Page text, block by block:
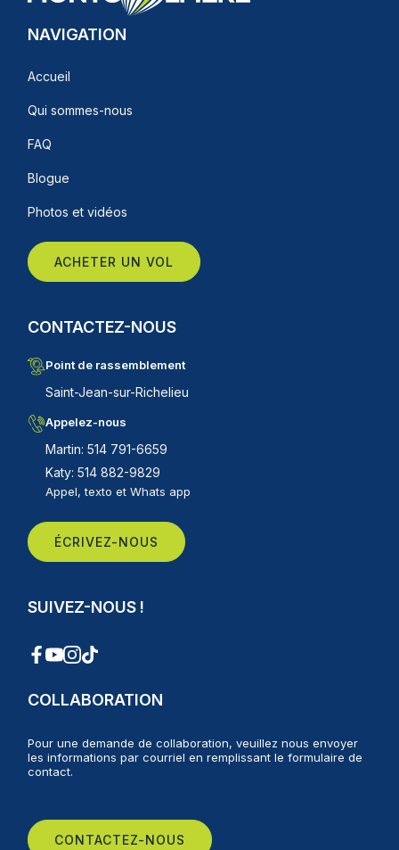
NAVIGATION
Accueil
Qui sommes-nous
FAQ
Blogue
Photos et vidéos
ACHETER UN VOL
CONTACTEZ-NOUS
Point de rassemblement
Saint-Jean-sur-Richelieu
Appelez-nous
Martin: 514 791-6659
Katy: 514 882-9829
Appel, texto et Whats app
ÉCRIVEZ-NOUS
SUIVEZ-NOUS !
COLLABORATION
Pour une demande de collaboration, veuillez nous envoyer
les informations par courriel en remplissant le formulaire de
contact.
CONTACTEZ-NOUS